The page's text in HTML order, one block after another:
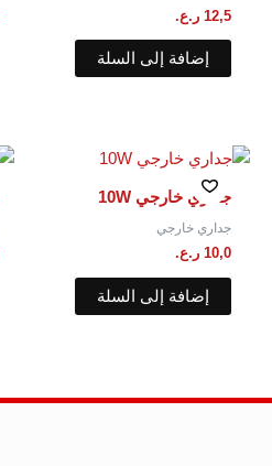
12,5 ر.ع.
إضافة إلى السلة
جداري خارجي 10W
جداري خارجي
10,0 ر.ع.
إضافة إلى السلة